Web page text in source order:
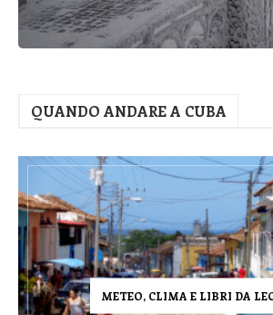
QUANDO ANDARE A CUBA
METEO, CLIMA E LIBRI DA